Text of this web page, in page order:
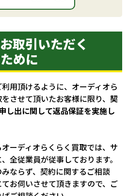
取引いただく
ために
用頂けるように、オーディオら
させて頂いたお客様に限り、 契
し出に関して返品保証を実施し
ーディオらくらく買取では、サ
全従業員が従事しております。
ならず、契約に関するご相談
お伺いさせて頂きますので、ご